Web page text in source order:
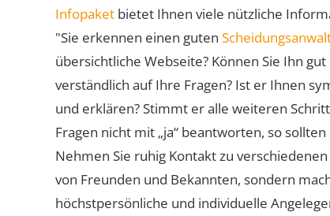
Infopaket bietet Ihnen viele nützliche
"Sie erkennen einen guten
übersichtliche Webseite? Können Sie Ihn
verständlich auf Ihre Fragen? Ist er Ihnen
und erklären? Stimmt er alle weiteren
Fragen nicht mit „ja“ beantworten, so
Nehmen Sie ruhig Kontakt zu
von Freunden und Bekannten, sondern
höchstpersönliche und individuelle